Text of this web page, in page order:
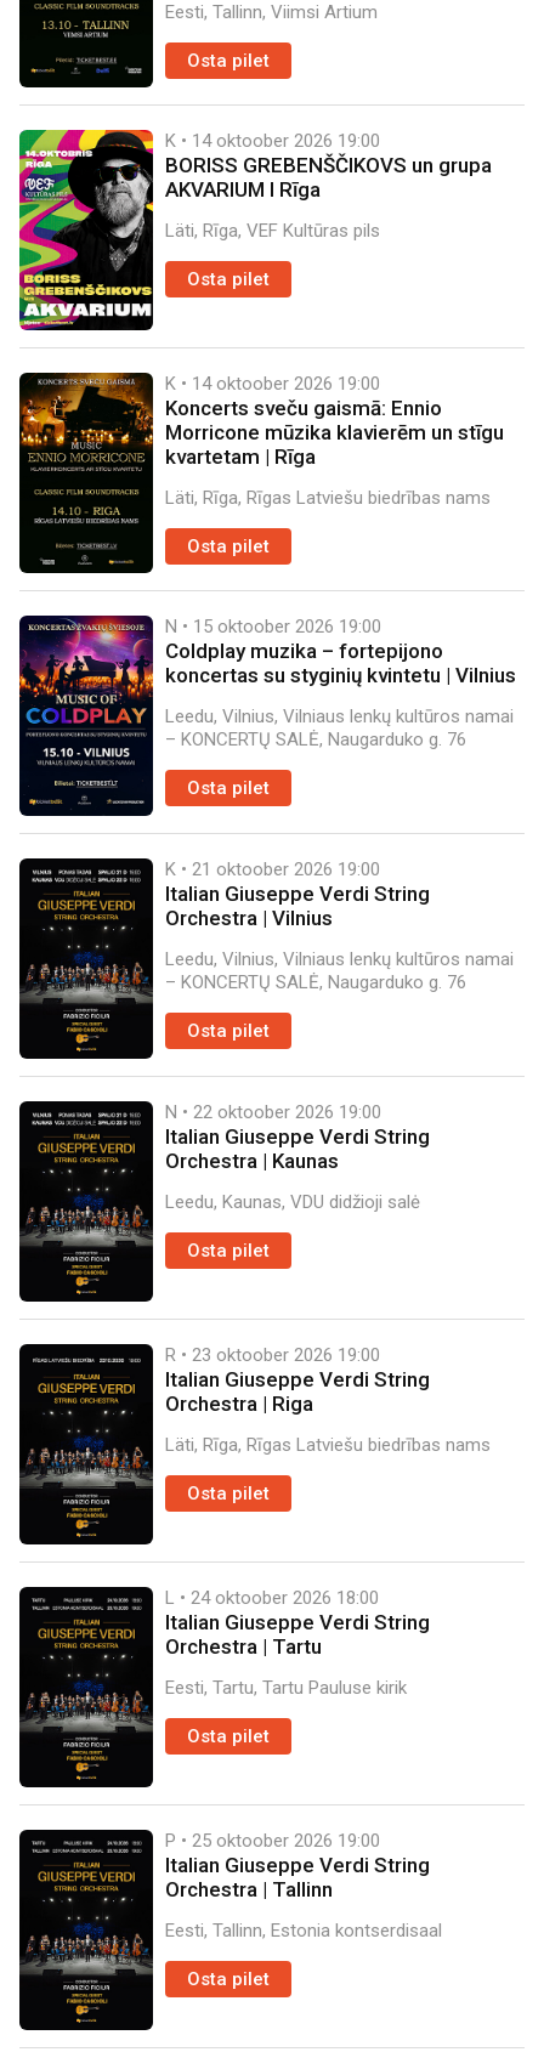
Eesti, Tallinn, Viimsi Artium
Osta pilet
K • 14 oktoober 2026 19:00
BORISS GREBENŠČIKOVS un grupa
AKVARIUM I Rīga
Läti, Rīga, VEF Kultūras pils
Osta pilet
K • 14 oktoober 2026 19:00
Koncerts sveču gaismā: Ennio
Morricone mūzika klavierēm un stīgu
kvartetam | Rīga
Läti, Rīga, Rīgas Latviešu biedrības nams
Osta pilet
N • 15 oktoober 2026 19:00
Coldplay muzika – fortepijono
koncertas su styginių kvintetu | Vilnius
Leedu, Vilnius, Vilniaus lenkų kultūros namai
– KONCERTŲ SALĖ, Naugarduko g. 76
Osta pilet
K • 21 oktoober 2026 19:00
Italian Giuseppe Verdi String
Orchestra | Vilnius
Leedu, Vilnius, Vilniaus lenkų kultūros namai
– KONCERTŲ SALĖ, Naugarduko g. 76
Osta pilet
N • 22 oktoober 2026 19:00
Italian Giuseppe Verdi String
Orchestra | Kaunas
Leedu, Kaunas, VDU didžioji salė
Osta pilet
R • 23 oktoober 2026 19:00
Italian Giuseppe Verdi String
Orchestra | Riga
Läti, Rīga, Rīgas Latviešu biedrības nams
Osta pilet
L • 24 oktoober 2026 18:00
Italian Giuseppe Verdi String
Orchestra | Tartu
Eesti, Tartu, Tartu Pauluse kirik
Osta pilet
P • 25 oktoober 2026 19:00
Italian Giuseppe Verdi String
Orchestra | Tallinn
Eesti, Tallinn, Estonia kontserdisaal
Osta pilet